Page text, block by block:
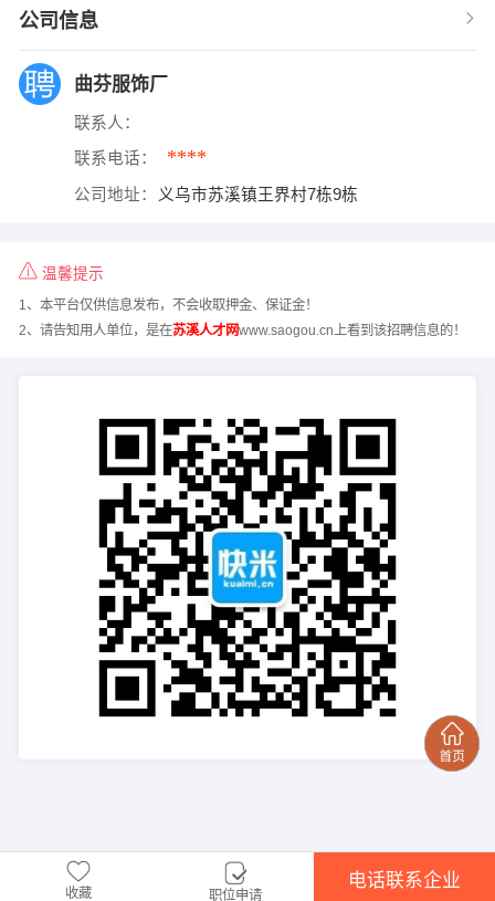
公司信息
曲芬服饰厂
联系人：
联系电话： ****
公司地址： 义乌市苏溪镇王界村7栋9栋
温馨提示
1、本平台仅供信息发布，不会收取押金、保证金！
2、请告知用人单位，是在苏溪人才网www.saogou.cn上看到该招聘信息的！
收藏 职位申请
电话联系企业